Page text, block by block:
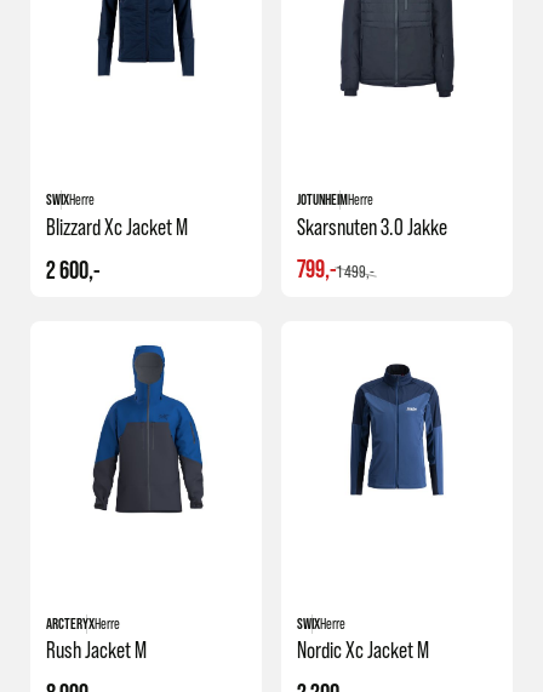
SWIXHerre
Blizzard Xc Jacket M
2 600,-
JOTUNHEIMHerre
Skarsnuten 3.0 Jakke
1 499,-
799,-
ARCTERYXHerre
Rush Jacket M
SWIXHerre
Nordic Xc Jacket M